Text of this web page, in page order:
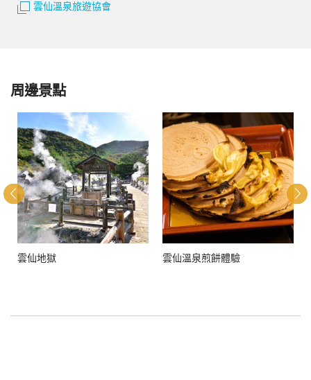
雲仙溫泉旅遊協會
周邊景點
雲仙地獄 雲仙溫泉煎餅體驗